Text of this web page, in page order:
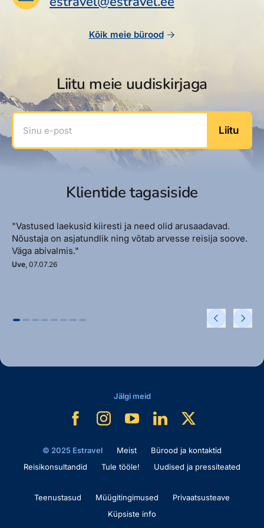
Reisitarvete e-pood
Kuldkaart
Platinum Club
Boonuspunktid
Meist
Kontaktid
Reisikonsultandi teenus
Tule tööle
Uudised
Kõik meie bürood
Liitu meie uudiskirjaga
Sinu e-post
Liitu
Klientide tagasiside
"Vastused laekusid kiiresti ja need olid arusaadavad.
Nõustaja on asjatundlik ning võtab arvesse reisija soove.
Väga abivalmis."
Uve, 07.07.26
© 2025 Estravel Meist
Bürood ja kontaktid
Reisikonsultandid
Tule tööle! Uudised ja pressiteated
Teenustasud Müügitingimused
Privaatsusteave
Küpsiste info
Jälgi meid